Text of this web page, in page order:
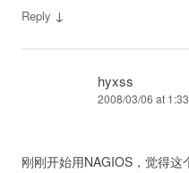
Reply ↓
hyxss
2008/03/06 at
刚刚开始用NAGIOS，觉得这